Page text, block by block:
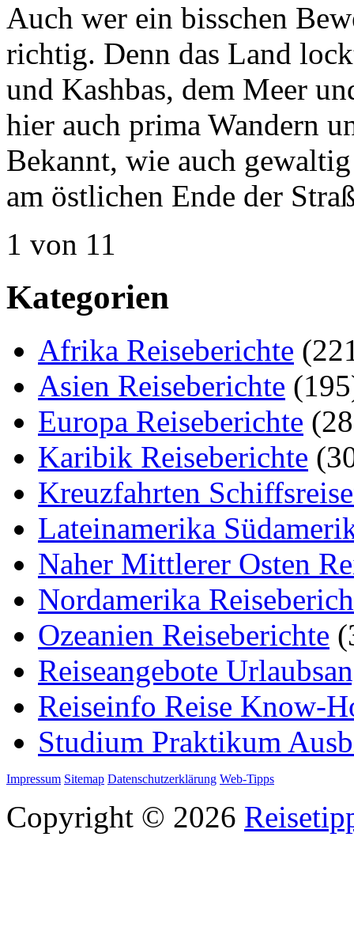
Auch wer ein bisschen
richtig. Denn das Land
und Kashbas, dem Meer
hier auch prima Wandern
Bekannt, wie auch
am östlichen Ende der
1 von 11
Kategorien
Afrika Reiseberichte
Asien Reiseberichte
Europa Reiseberichte
Karibik Reiseberichte
Kreuzfahrten
Lateinamerika
Naher Mittlerer Osten
Nordamerika
Ozeanien Reiseberichte
Reiseangebote
Reiseinfo Reise Know-
Studium Praktikum
Impressum Sitemap Datenschutzerklärung Web-Tipps
Copyright © 2026